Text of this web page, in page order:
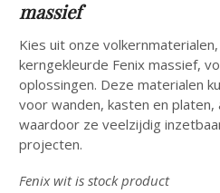
massief
Kies uit onze
kerngekleurde Fenix massief,
oplossingen. Deze materialen
voor wanden, kasten en
waardoor ze veelzijdig
projecten.
Fenix wit is stock product